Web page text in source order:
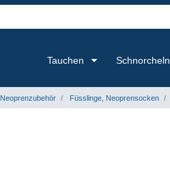
Tauchen Schnorcheln
Neoprenzubehör Füsslinge, Neoprensocken